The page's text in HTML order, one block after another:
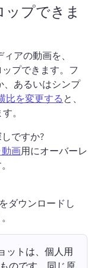
プできま
アの動画を、
プできます。 フ
、あるいはシンプ
比を変更すると、
in a new tab)
。
ですか?
画用にオーバーレ
ダウンロードし
ットは、個人用
のです。 同じ原